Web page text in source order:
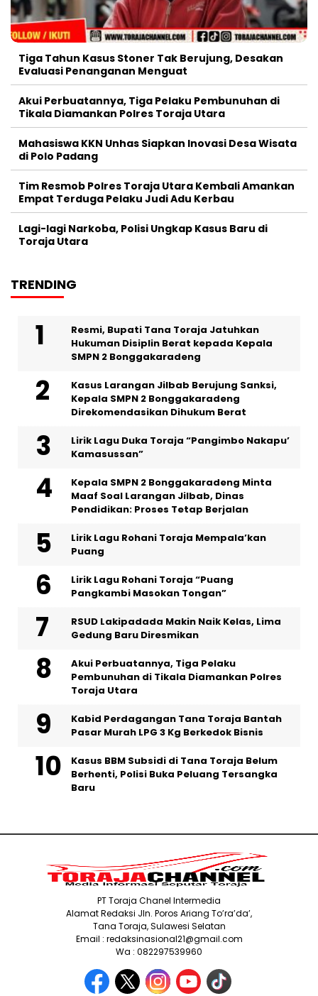
Tiga Tahun Kasus Stoner Tak Berujung, Desakan
Evaluasi Penanganan Menguat
Akui Perbuatannya, Tiga Pelaku Pembunuhan di
Tikala Diamankan Polres Toraja Utara
Mahasiswa KKN Unhas Siapkan Inovasi Desa Wisata
di Polo Padang
Tim Resmob Polres Toraja Utara Kembali Amankan
Empat Terduga Pelaku Judi Adu Kerbau
Lagi-lagi Narkoba, Polisi Ungkap Kasus Baru di
Toraja Utara
TRENDING
Resmi, Bupati Tana Toraja Jatuhkan
Hukuman Disiplin Berat kepada Kepala
SMPN 2 Bonggakaradeng
Kasus Larangan Jilbab Berujung Sanksi,
Kepala SMPN 2 Bonggakaradeng
Direkomendasikan Dihukum Berat
Lirik Lagu Duka Toraja “Pangimbo Nakapu’
Kamasussan”
Kepala SMPN 2 Bonggakaradeng Minta
Maaf Soal Larangan Jilbab, Dinas
Pendidikan: Proses Tetap Berjalan
Lirik Lagu Rohani Toraja Mempala’kan
Puang
Lirik Lagu Rohani Toraja “Puang
Pangkambi Masokan Tongan”
RSUD Lakipadada Makin Naik Kelas, Lima
Gedung Baru Diresmikan
Akui Perbuatannya, Tiga Pelaku
Pembunuhan di Tikala Diamankan Polres
Toraja Utara
Kabid Perdagangan Tana Toraja Bantah
Pasar Murah LPG 3 Kg Berkedok Bisnis
Kasus BBM Subsidi di Tana Toraja Belum
Berhenti, Polisi Buka Peluang Tersangka
Baru
PT Toraja Chanel Intermedia
Alamat Redaksi Jln. Poros Ariang To’ra’da’,
Tana Toraja, Sulawesi Selatan
Email : redaksinasional21@gmail.com
Wa : 082297539960